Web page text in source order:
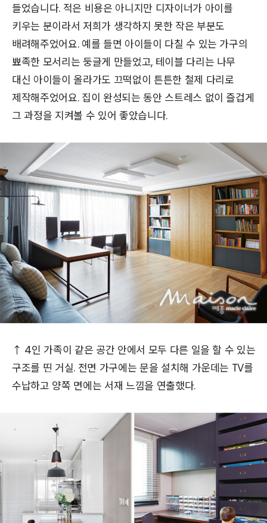
들었습니다. 적은 비용은 아니지만 디자이너가 아이를
키우는 분이라서 저희가 생각하지 못한 작은 부분도
배려해주었어요. 예를 들면 아이들이 다칠 수 있는 가구의
뾰족한 모서리는 둥글게 만들었고, 테이블 다리는 나무
대신 아이들이 올라가도 끄떡없이 튼튼한 철제 다리로
제작해주었어요. 집이 완성되는 동안 스트레스 없이 즐겁게
그 과정을 지켜볼 수 있어 좋았습니다.
↑ 4인 가족이 같은 공간 안에서 모두 다른 일을 할 수 있는
구조를 띤 거실. 전면 가구에는 문을 설치해 가운데는 TV를
수납하고 양쪽 면에는 서재 느낌을 연출했다.